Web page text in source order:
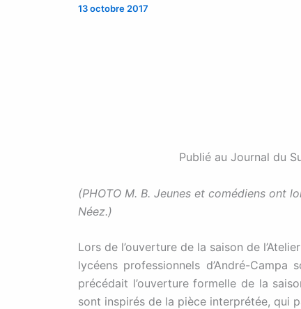
13 octobre 2017
Publié au Journal du
(PHOTO M. B. Jeunes et comédiens ont
Néez.)
Lors de l’ouverture de la saison de
lycéens professionnels d’André-
précédait l’ouverture formelle de la
sont inspirés de la pièce interprétée, qui